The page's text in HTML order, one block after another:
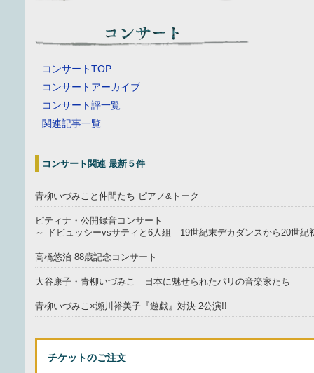
コンサートTOP
コンサートアーカイブ
コンサート評一覧
関連記事一覧
コンサート関連 最新５件
青柳いづみこと仲間たち ピアノ&トーク
ピティナ・公開録音コンサート
～ ドビュッシーvsサティと6人組 19世紀末デカダンスから20世紀
高橋悠治 88歳記念コンサート
大谷康子・青柳いづみこ 日本に魅せられたパリの音楽家たち
青柳いづみこ×瀬川裕美子『遊戯』対決 2公演!!
チケットのご注文